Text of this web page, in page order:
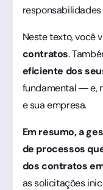
Neste texto, você
contratos.
eficiente dos
fundamental — e,
e sua empresa.
Em resumo, a
de processos
dos contratos
as solicitações